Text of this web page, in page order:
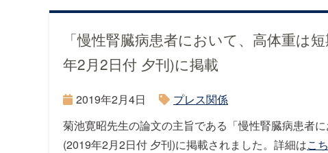
「慢性腎臓病患者において、高体重は
年2月2日付 夕刊)に掲載
2019年2月4日
プレス関係
菊池寛昭先生の論文の主旨である「慢性腎臓病患者
(2019年2月2日付 夕刊)に掲載されました。詳細はこ